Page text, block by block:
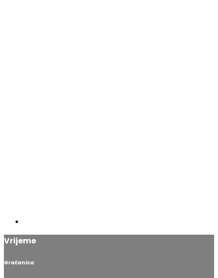
Vrijeme
Gračanica